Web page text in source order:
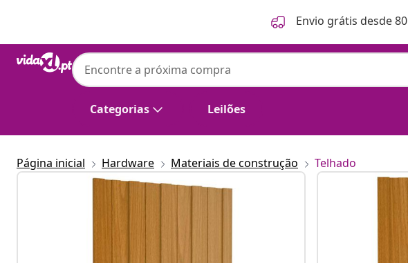
Envio grátis desde
Categorias Leilões
Página inicial Hardware Materiais de construção Telhado